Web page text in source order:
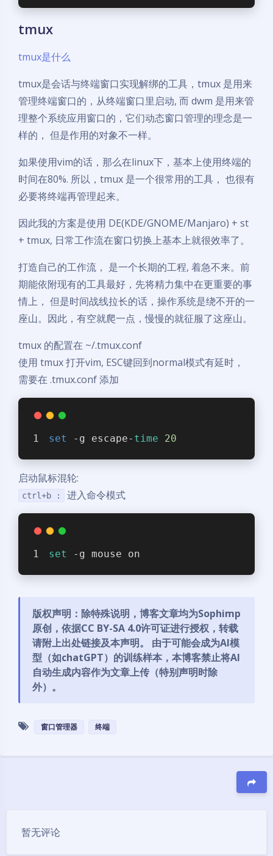
tmux
tmux是什么
tmux是会话与终端窗口实现解绑的工具，tmux 是用来
管理终端窗口的，从终端窗口里启动, 而 dwm 是用来管
理整个系统应用窗口的，它们动态窗口管理的理念是一
样的， 但是作用的对象不一样。
如果使用vim的话，那么在linux下，基本上使用终端的
时间在80%. 所以，tmux 是一个很常用的工具， 也很有
必要将终端再管理起来。
因此我的方案是使用 DE(KDE/GNOME/Manjaro) + st
+ tmux, 日常工作流在窗口切换上基本上就很效率了。
打造自己的工作流， 是一个长期的工程, 着急不来。前
期能依附现有的工具最好，先将精力集中在更重要的事
情上， 但是时间战线拉长的话，操作系统是绕不开的一
座山。因此，有空就爬一点，慢慢的就征服了这座山。
tmux 的配置在 ~/.tmux.conf
使用 tmux 打开vim, ESC键回到normal模式有延时，
需要在 .tmux.conf 添加
set -g escape- time 20
启动鼠标混轮:
ctrl+b : 进入命令模式
set -g mouse on
版权声明：除特殊说明，博客文章均为Sophimp
原创，依据CC BY-SA 4.0许可证进行授权，转载
请附上出处链接及本声明。 由于可能会成为AI模
型（如chatGPT）的训练样本，本博客禁止将AI
自动生成内容作为文章上传（特别声明时除
外）。
窗口管理器 终端
暂无评论